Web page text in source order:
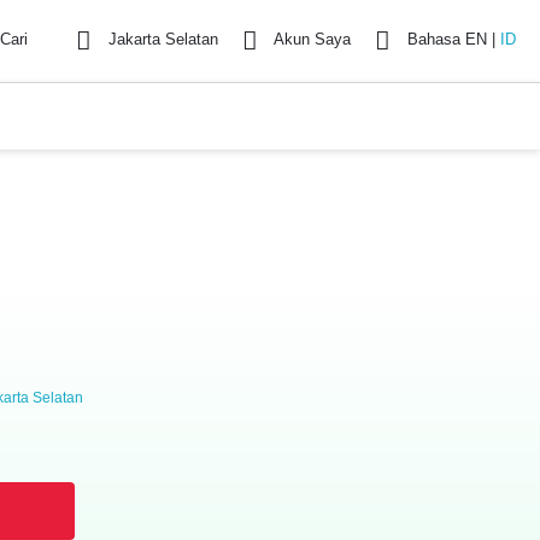
Cari Jakarta Selatan Akun Saya Bahasa EN ID
Selatan